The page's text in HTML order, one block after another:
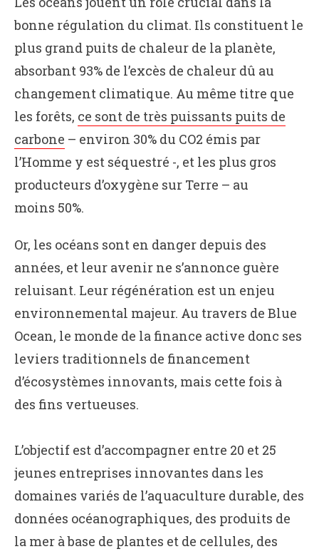
bonne régulation du climat. Ils constituent le
plus grand puits de chaleur de la planète,
absorbant 93% de l’excès de chaleur dû au
changement climatique. Au même titre que
les forêts, ce sont de très puissants puits de
carbone – environ 30% du CO2 émis par
l’Homme y est séquestré -, et les plus gros
producteurs d’oxygène sur Terre – au
moins 50%.
Or, les océans sont en danger depuis des
années, et leur avenir ne s’annonce guère
reluisant. Leur régénération est un enjeu
environnemental majeur. Au travers de Blue
Ocean, le monde de la finance active donc ses
leviers traditionnels de financement
d’écosystèmes innovants, mais cette fois à
des fins vertueuses.
L’objectif est d’accompagner entre 20 et 25
jeunes entreprises innovantes dans les
domaines variés de l’aquaculture durable, des
données océanographiques, des produits de
la mer à base de plantes et de cellules, des